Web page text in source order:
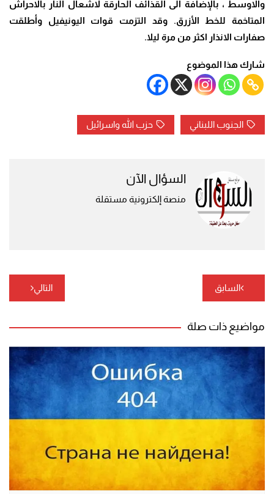
والاوسط ، بالإضافة الى القذائف الحارقة لاشعال النار بالاحراش
المتاخمة للخط الأزرق. وقد التزمت قوات اليونيفيل وأطلقت
صفارات الانذار اكثر من مرة ليلا.
شارك هذا الموضوع
الجنوب اللبناني حزب الله واسرائيل
السؤال الآن
منصة إلكترونية مستقلة
تصفّح
المقالات
السابق التالي
مواضيع ذات صلة